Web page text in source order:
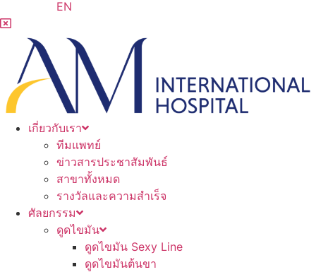
EN
เกี่ยวกับเรา
ทีมแพทย์
ข่าวสารประชาสัมพันธ์
สาขาทั้งหมด
รางวัลและความสำเร็จ
ศัลยกรรม
ดูดไขมัน
ดูดไขมัน Sexy Line
ดูดไขมันต้นขา